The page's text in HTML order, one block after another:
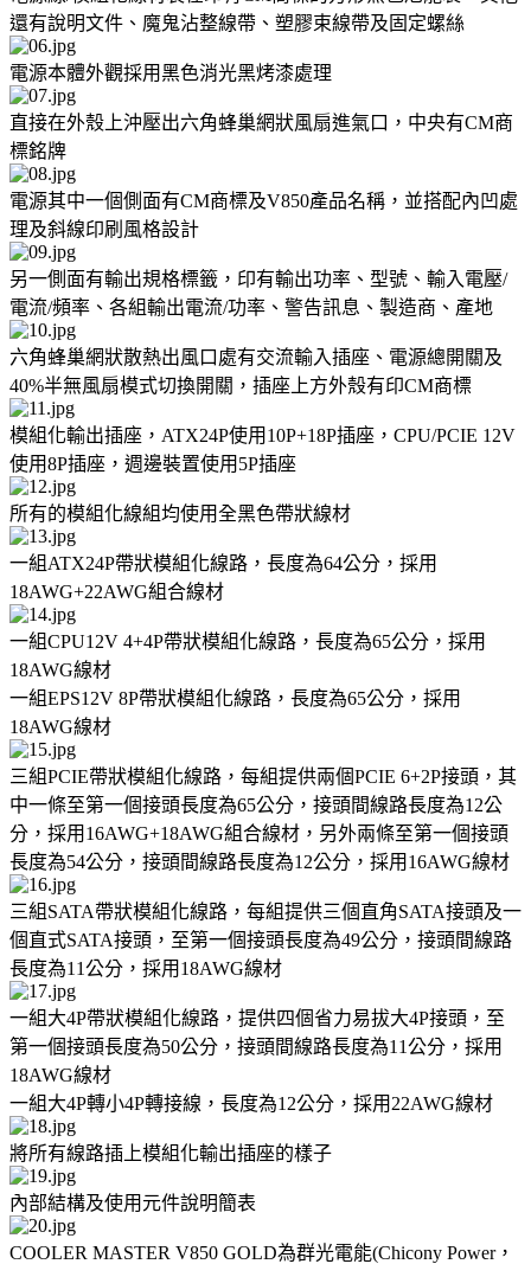
還有說明文件、魔鬼沾整線帶、塑膠束線帶及固定螺絲
電源本體外觀採用黑色消光黑烤漆處理
直接在外殼上沖壓出六角蜂巢網狀風扇進氣口，中央有CM商
標銘牌
電源其中一個側面有CM商標及V850產品名稱，並搭配內凹處
理及斜線印刷風格設計
另一側面有輸出規格標籤，印有輸出功率、型號、輸入電壓/
電流/頻率、各組輸出電流/功率、警告訊息、製造商、產地
六角蜂巢網狀散熱出風口處有交流輸入插座、電源總開關及
40%半無風扇模式切換開關，插座上方外殼有印CM商標
模組化輸出插座，ATX24P使用10P+18P插座，CPU/PCIE 12V
使用8P插座，週邊裝置使用5P插座
所有的模組化線組均使用全黑色帶狀線材
一組ATX24P帶狀模組化線路，長度為64公分，採用
18AWG+22AWG組合線材
一組CPU12V 4+4P帶狀模組化線路，長度為65公分，採用
18AWG線材
一組EPS12V 8P帶狀模組化線路，長度為65公分，採用
18AWG線材
三組PCIE帶狀模組化線路，每組提供兩個PCIE 6+2P接頭，其
中一條至第一個接頭長度為65公分，接頭間線路長度為12公
分，採用16AWG+18AWG組合線材，另外兩條至第一個接頭
長度為54公分，接頭間線路長度為12公分，採用16AWG線材
三組SATA帶狀模組化線路，每組提供三個直角SATA接頭及一
個直式SATA接頭，至第一個接頭長度為49公分，接頭間線路
長度為11公分，採用18AWG線材
一組大4P帶狀模組化線路，提供四個省力易拔大4P接頭，至
第一個接頭長度為50公分，接頭間線路長度為11公分，採用
18AWG線材
一組大4P轉小4P轉接線，長度為12公分，採用22AWG線材
將所有線路插上模組化輸出插座的樣子
內部結構及使用元件說明簡表
COOLER MASTER V850 GOLD為群光電能(Chicony Power，